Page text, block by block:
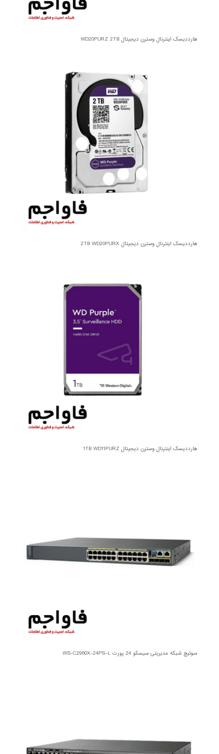
هارددیسک اینترنال وسترن دیجیتال WD20PURZ 2TB
هارددیسک اینترنال وسترن دیجیتال 2TB WD20PURX
هارددیسک اینترنال وسترن دیجیتال 1TB WD11PURZ
سوئیچ شبکه مدیریتی سیسکو 24 پورت WS-C2960X-24PS-L